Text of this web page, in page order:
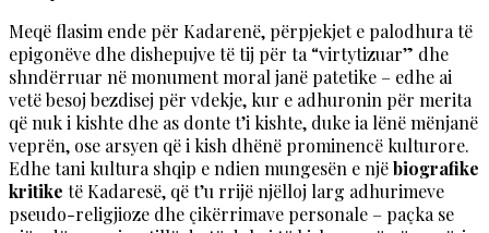
Meqë flasim ende për Kadarenë, përpjekjet e palodhura të
epigonëve dhe dishepujve të tij për ta “virtytizuar” dhe
shndërruar në monument moral janë patetike – edhe ai
vetë besoj bezdisej për vdekje, kur e adhuronin për merita
që nuk i kishte dhe as donte t’i kishte, duke ia lënë mënjanë
veprën, ose arsyen që i kish dhënë prominencë kulturore.
Edhe tani kultura shqip e ndien mungesën e njëbiografike
kritike të Kadaresë, që t’u rrijë njëlloj larg adhurimeve
pseudo-religjioze dhe çikërrimave personale – paçka se